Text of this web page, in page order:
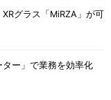
グラス「MiRZA」が可
ー」で業務を効率化